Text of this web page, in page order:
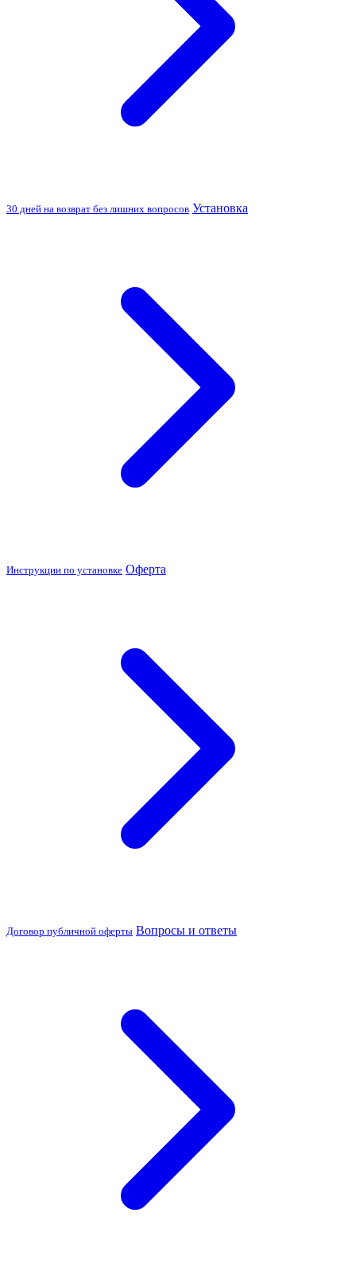
30 дней на возврат без лишних вопросов Установка
Инструкции по установке Оферта
Договор публичной оферты Вопросы и ответы